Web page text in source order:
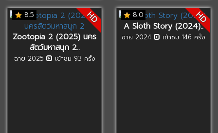
8.5 HD
Zootopia 2 (2025) นคร
สัตว์มหาสนุก 2..
ฉาย 2025 เข้าชม 93 ครั้ง
8.0 HD
A Sloth Story (2024)..
ฉาย 2024 เข้าชม 146 ครั้ง